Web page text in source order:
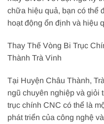
chữa hiệu quả, bạn có thể
hoạt động ổn định và hiệu
Thay Thế Vòng Bi Trục
Thành Trà Vinh
Tại Huyện Châu Thành,
ngũ chuyên nghiệp và giỏi
trục chính CNC có thể là
phát triển của công nghệ